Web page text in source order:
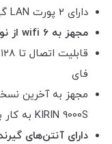
دارای ۲ پورت LAN گیگابیتی و ۱ پورت تلفن rj11
مجهز به wifi 6 از نوع AX7200 دارای دوباند ۲ و ۵ گیگاهرتز
فای
مجهز به آخرين
KIRIN 9000S به کار برده شده است
دارای آنتن‌های گیرنده